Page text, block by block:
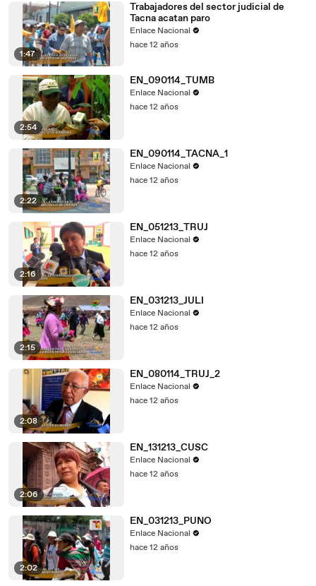
1:47
Trabajadores del sector judicial de
Tacna acatan paro
Enlace Nacional
hace 12 años
2:54
EN_090114_TUMB
Enlace Nacional
hace 12 años
2:22
EN_090114_TACNA_1
Enlace Nacional
hace 12 años
2:16
EN_051213_TRUJ
Enlace Nacional
hace 12 años
2:15
EN_031213_JULI
Enlace Nacional
hace 12 años
2:08
EN_080114_TRUJ_2
Enlace Nacional
hace 12 años
2:06
EN_131213_CUSC
Enlace Nacional
hace 12 años
2:02
EN_031213_PUNO
Enlace Nacional
hace 12 años